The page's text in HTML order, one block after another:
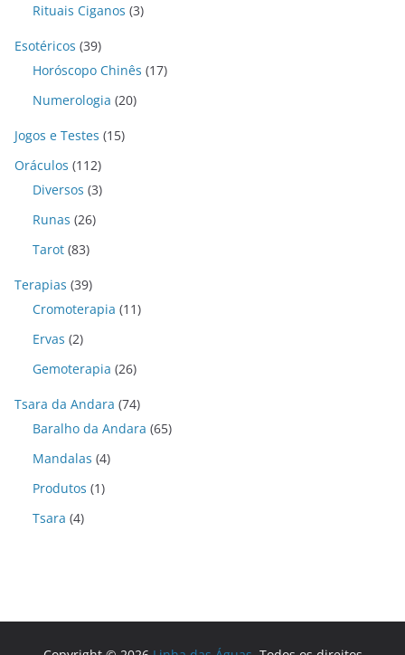
Rituais Ciganos (3)
Esotéricos (39)
Horóscopo Chinês (17)
Numerologia (20)
Jogos e Testes (15)
Oráculos (112)
Diversos (3)
Runas (26)
Tarot (83)
Terapias (39)
Cromoterapia (11)
Ervas (2)
Gemoterapia (26)
Tsara da Andara (74)
Baralho da Andara (65)
Mandalas (4)
Produtos (1)
Tsara (4)